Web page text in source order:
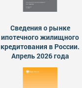
Сведения о рынке
ипотечного жилищного
кредитования в России.
Апрель 2026 года